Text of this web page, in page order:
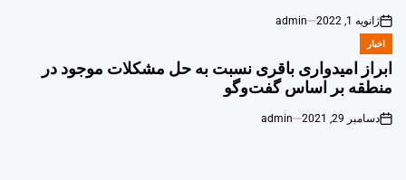
on
ژانویه 1, 2022 admin
POSTED
IN
اخبار
ابراز امیدواری باقری نسبت به حل مشکلات موجود در
منطقه بر اساس گفت‌وگو
on
دسامبر 29, 2021 admin